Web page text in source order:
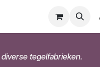
tegelfabrieken.